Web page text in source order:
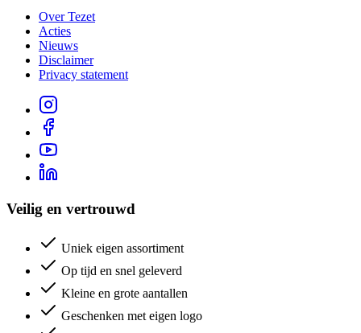
Over Tezet
Acties
Nieuws
Disclaimer
Privacy statement
Veilig en vertrouwd
Uniek eigen assortiment
Op tijd en snel geleverd
Kleine en grote aantallen
Geschenken met eigen logo